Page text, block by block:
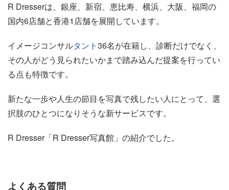
R Dresserは、銀座、新宿、恵比寿、横浜、大阪、福岡の
国内6店舗と香港1店舗を展開しています。
イメージコンサルタント36名が在籍し、診断だけでなく、
その人がどう見られたいかまで踏み込んだ提案を行ってい
る点も特徴です。
新たな一歩や人生の節目を写真で残したい人にとって、選
択肢のひとつになりそうな新サービスです。
R Dresser「R Dresser写真館」の紹介でした。
よくある質問